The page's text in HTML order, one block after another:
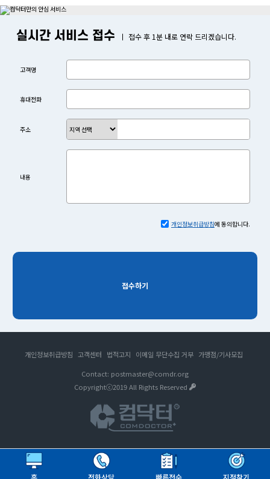
홈 전화상담 빠른접수 지점찾기
실시간 서비스 접수 접수 후 1분 내로 연락 드리겠습니다.
고객명
휴대전화
주소
내용
개인정보취급방침에 동의합니다.
접수하기
개인정보취급방침 고객센터 법적고지 이메일 무단수집 거부 가맹점/기사모집
Contact: postmaster@comdr.org
Copyrightⓒ2019 All Rights Reserved